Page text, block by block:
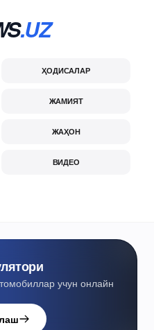
.UZ
ҲОДИСАЛАР
ЖАМИЯТ
ЖАҲОН
ВИДЕО
учун онлайн